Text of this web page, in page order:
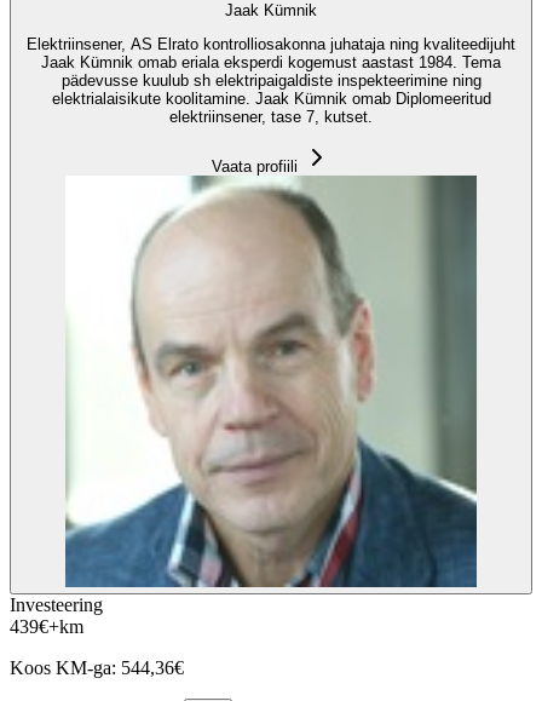
Jaak Kümnik
Elektriinsener, AS Elrato kontrolliosakonna juhataja ning kvaliteedijuht
Jaak Kümnik omab eriala eksperdi kogemust aastast 1984. Tema
pädevusse kuulub sh elektripaigaldiste inspekteerimine ning
elektrialaisikute koolitamine. Jaak Kümnik omab Diplomeeritud
elektriinsener, tase 7, kutset.
Vaata profiili
Investeering
439€+km
Koos KM-ga: 544,36€